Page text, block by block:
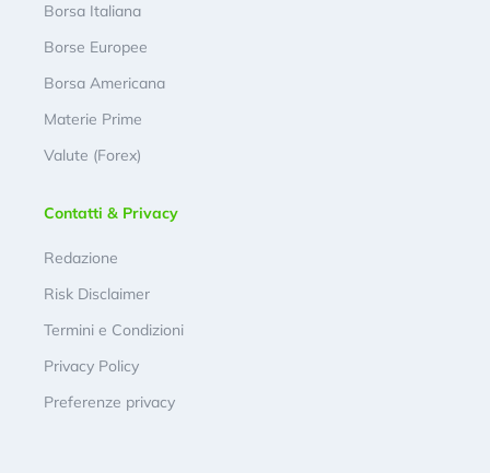
Borsa Italiana
Borse Europee
Borsa Americana
Materie Prime
Valute (Forex)
Contatti & Privacy
Redazione
Risk Disclaimer
Termini e Condizioni
Privacy Policy
Preferenze privacy